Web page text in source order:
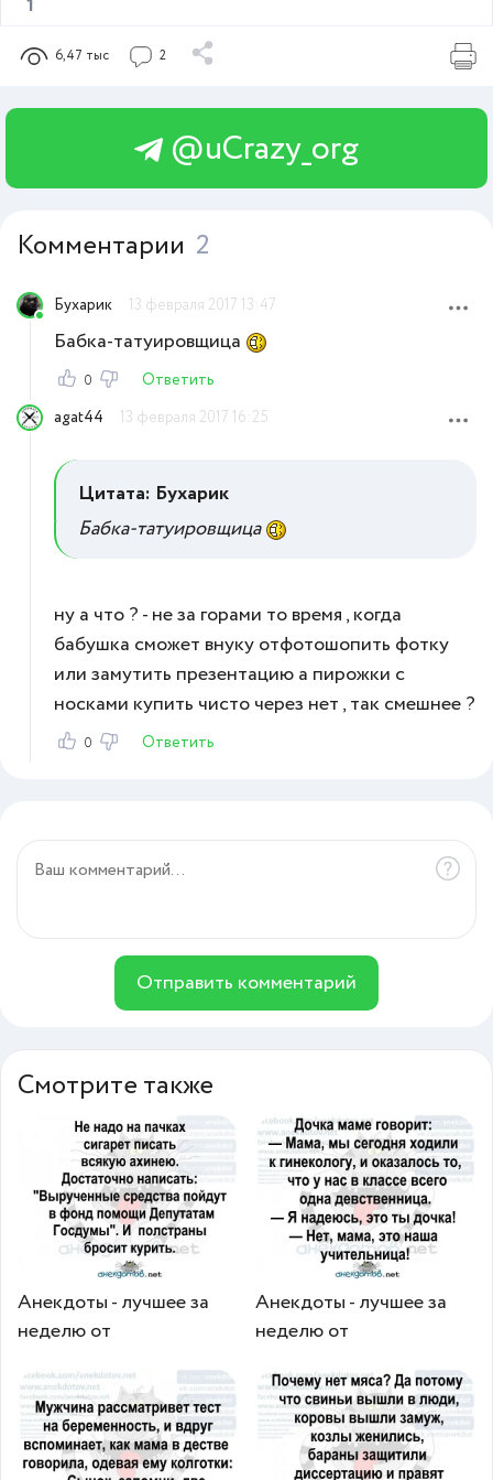
6,47 тыс 2
@uCrazy_org
Комментарии 2
Бухарик 13 февраля 2017 13:47
Бабка-татуировщица
0
Ответить
agat44
13 февраля 2017 16:25
Цитата: Бухарик
Бабка-татуировщица
ну а что ? - не за горами то время , когда
бабушка сможет внуку отфотошопить фотку
или замутить презентацию а пирожки с
носками купить чисто через нет , так смешнее ?
0 Ответить
Отправить комментарий
Смотрите также
Анекдоты - лучшее за
неделю от
Анекдоты - лучшее за
неделю от